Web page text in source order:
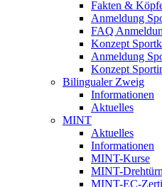
Fakten &
Anmeldung
FAQ
Konzept
Anmeldung
Konzept
Bilingualer Zweig
Informationen
Aktuelles
MINT
Aktuelles
Informationen
MINT-Kurse
MINT-
MINT-EC-